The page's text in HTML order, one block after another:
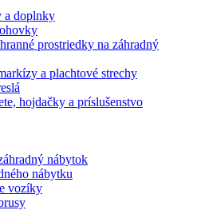
a doplnky
prostriedky na záhradný
a plachtové strechy
hojdačky a príslušenstvo
nábytok
nábytku
vozíky